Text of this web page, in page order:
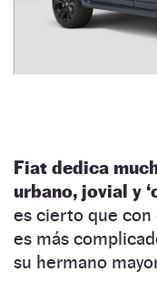
Fiat dedica
urbano, jovial y
es cierto que con
es más
su hermano